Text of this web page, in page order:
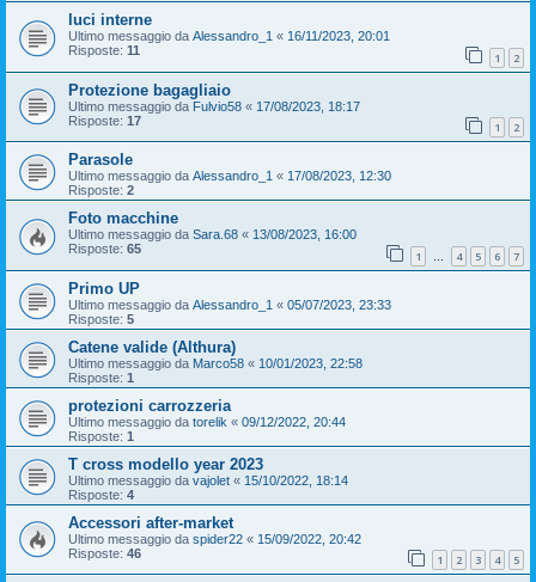
luci interne
Ultimo messaggio da Alessandro_1 « 16/11/2023, 20:01
Risposte: 11 1 2
Protezione bagagliaio
Ultimo messaggio da Fulvio58 « 17/08/2023, 18:17
Risposte: 17 1 2
Parasole
Ultimo messaggio da Alessandro_1 « 17/08/2023, 12:30
Risposte: 2
Foto macchine
Ultimo messaggio da Sara.68 « 13/08/2023, 16:00
Risposte: 65 1 … 4 5 6 7
Primo UP
Ultimo messaggio da Alessandro_1 « 05/07/2023, 23:33
Risposte: 5
Catene valide (Althura)
Ultimo messaggio da Marco58 « 10/01/2023, 22:58
Risposte: 1
protezioni carrozzeria
Ultimo messaggio da torelik « 09/12/2022, 20:44
Risposte: 1
T cross modello year 2023
Ultimo messaggio da vajolet « 15/10/2022, 18:14
Risposte: 4
Accessori after-market
Ultimo messaggio da spider22 « 15/09/2022, 20:42
Risposte: 46 1 2 3 4 5